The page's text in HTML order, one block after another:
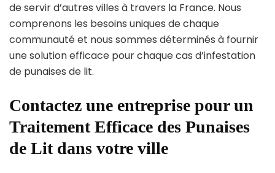
de servir d’autres villes à travers la France. Nous
comprenons les besoins uniques de chaque
communauté et nous sommes déterminés à fournir
une solution efficace pour chaque cas d’infestation
de punaises de lit.
Contactez une entreprise pour un
Traitement Efficace des Punaises
de Lit dans votre ville